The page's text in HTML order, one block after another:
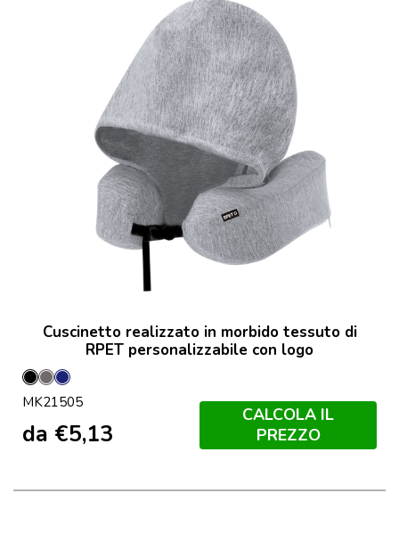
Cuscinetto realizzato in morbido tessuto di
RPET personalizzabile con logo
Nero
GreyMarineo
MK21505
da €5,13
CALCOLA IL
PREZZO